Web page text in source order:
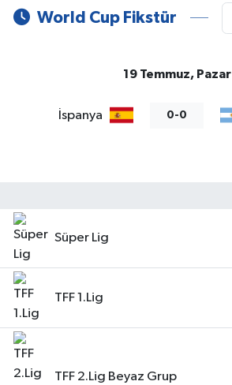
World Cup Fikstür
19 Temmuz, Pazar
İspanya 0-0
Süper Lig
TFF 1.Lig
TFF 2.Lig Beyaz Grup